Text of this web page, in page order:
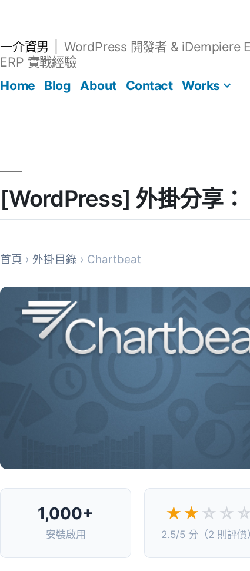
一介資男
WordPress 開發者 & iDempiere
ERP 實戰經驗
Home
Blog About Contact Works
[WordPress] 外掛分享
首頁 › 外掛目錄 › Chartbeat
1,000+
安裝啟用
★★ ☆☆☆
2.5/5 分（2 則評價